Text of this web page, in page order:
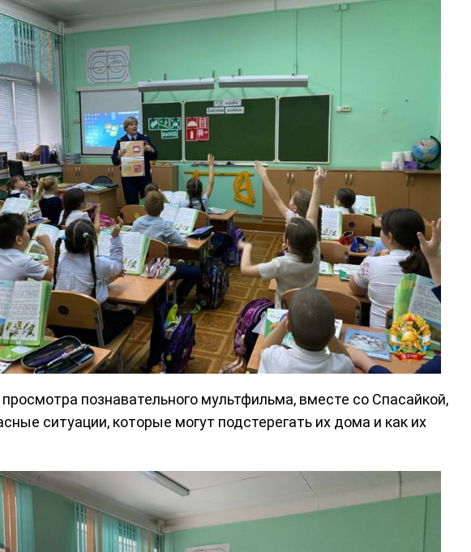
познавательного мультфильма, вместе со Спасайкой,
ситуации, которые могут подстерегать их дома и как их